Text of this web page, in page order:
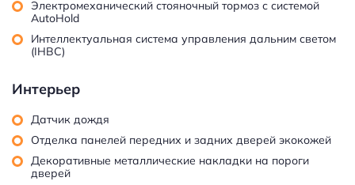
Электромеханический стояночный тормоз с системой
AutoHold
Интеллектуальная система управления дальним светом
(IHBC)
Интерьер
Датчик дождя
Отделка панелей передних и задних дверей экокожей
Декоративные металлические накладки на пороги
дверей